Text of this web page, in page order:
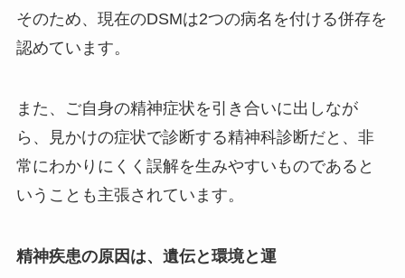
そのため、現在のDSMは2つの病名を付ける併存を
認めています。
また、ご自身の精神症状を引き合いに出しなが
ら、見かけの症状で診断する精神科診断だと、非
常にわかりにくく誤解を生みやすいものであると
いうことも主張されています。
精神疾患の原因は、遺伝と環境と運